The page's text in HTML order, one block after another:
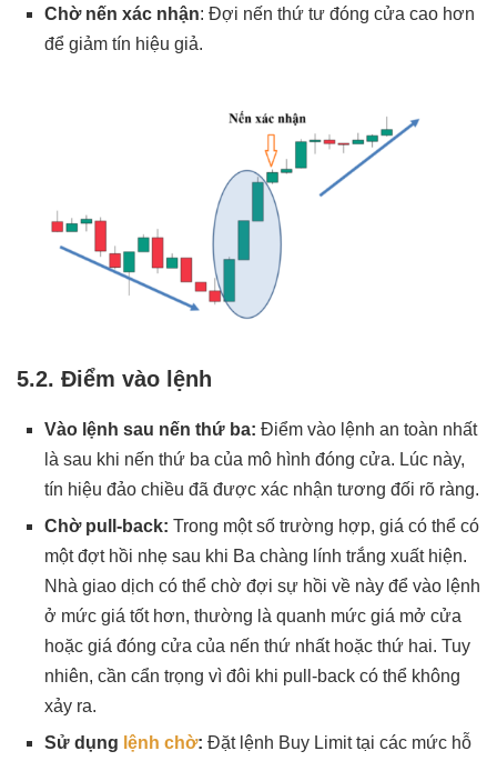
Chờ nến xác nhận: Đợi nến thứ tư đóng cửa cao hơn
để giảm tín hiệu giả.
5.2. Điểm vào lệnh
Vào lệnh sau nến thứ ba: Điểm vào lệnh an toàn nhất
là sau khi nến thứ ba của mô hình đóng cửa. Lúc này,
tín hiệu đảo chiều đã được xác nhận tương đối rõ ràng.
Chờ pull-back: Trong một số trường hợp, giá có thể có
một đợt hồi nhẹ sau khi Ba chàng lính trắng xuất hiện.
Nhà giao dịch có thể chờ đợi sự hồi về này để vào lệnh
ở mức giá tốt hơn, thường là quanh mức giá mở cửa
hoặc giá đóng cửa của nến thứ nhất hoặc thứ hai. Tuy
nhiên, cần cẩn trọng vì đôi khi pull-back có thể không
xảy ra.
Sử dụng lệnh chờ: Đặt lệnh Buy Limit tại các mức hỗ